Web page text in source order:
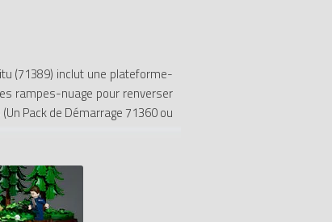
(71389) inclut une plateforme-
rampes-nuage pour renverser
Pack de Démarrage 71360 ou
propose des instructions de